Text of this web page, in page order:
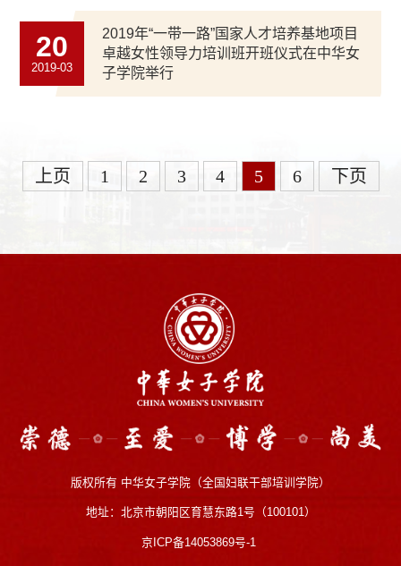
20
2019-03
2019年“一带一路”国家人才培养基地项目
卓越女性领导力培训班开班仪式在中华女
子学院举行
上页 1 2 3 4 5 6 下页
版权所有 中华女子学院（全国妇联干部培训学院）
地址：北京市朝阳区育慧东路1号（100101）
京ICP备14053869号-1